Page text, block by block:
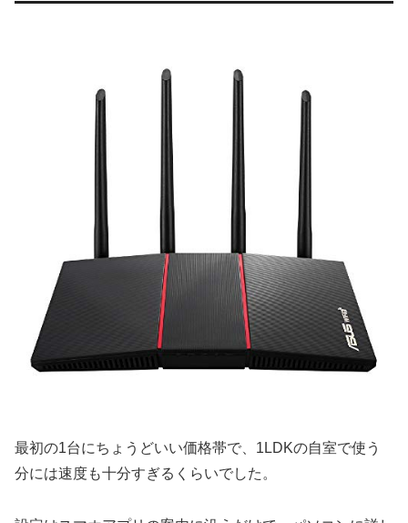
最初の1台にちょうどいい価格帯で、1LDKの自室で使う
分には速度も十分すぎるくらいでした。